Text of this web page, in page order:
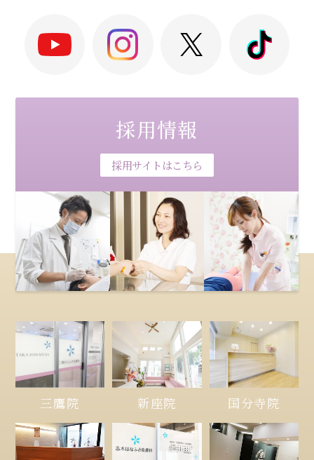
採用情報
採用サイトはこちら
三鷹院 新座院 国分寺院